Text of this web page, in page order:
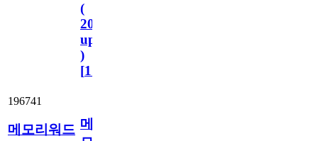
(
2023.11.1
update
)
[110
196741
메모리워드 메